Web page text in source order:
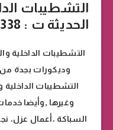
التشطيبات
الحديثة ت : 0556099338 في جدة
التشطيبات الداخلية
وديكورات بجدة
التشطيبات الداخلية
وغيرها ,وأيضا
السباكة ،أعمال عزل،